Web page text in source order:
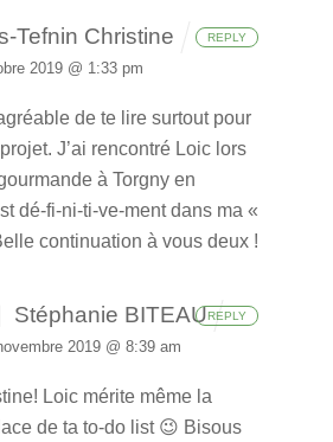
Tefnin Christine
2019 @ 1:33 pm
de te lire surtout pour
J’ai rencontré Loic lors
à Torgny en
dé-fi-ni-ti-ve-ment dans ma «
continuation à vous deux !
REPLY
Stéphanie BITEAU
2019 @ 8:39 am
Loic mérite même la
de ta to-do list 😉 Bisous
REPLY